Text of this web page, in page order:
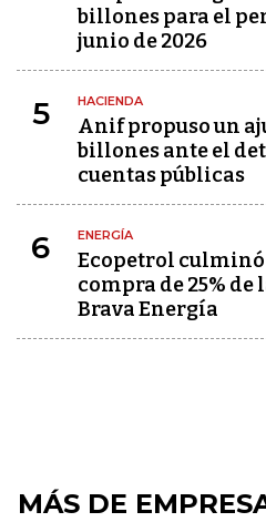
billones para el
junio de 2026
5 HACIENDA
Anif propuso un
billones ante el
cuentas públicas
6 ENERGÍA
Ecopetrol culminó
compra de 25% de
Brava Energía
MÁS DE